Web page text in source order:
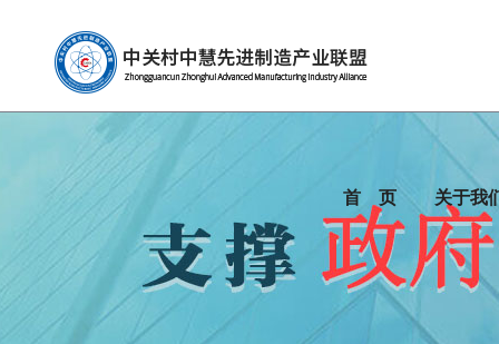
首 页 关于我